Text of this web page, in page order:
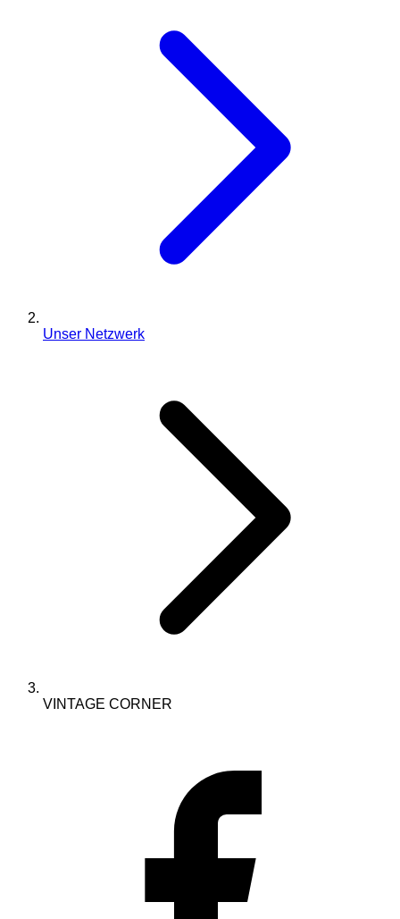
Unser Netzwerk
VINTAGE CORNER